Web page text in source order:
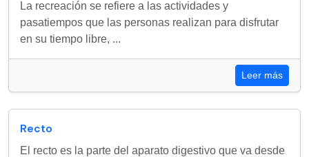
La recreación se refiere a las actividades y
pasatiempos que las personas realizan para disfrutar
en su tiempo libre, ...
Leer más
Recto
El recto es la parte del aparato digestivo que va desde